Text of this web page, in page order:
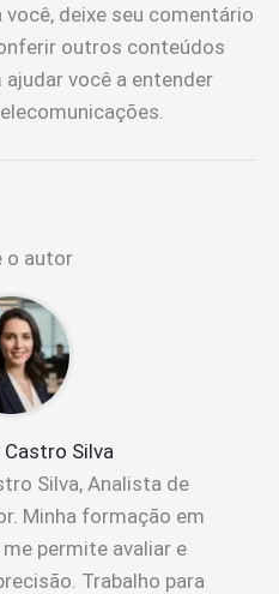
deixe seu comentário
outros conteúdos
você a entender
o autor
Castro Silva
Silva, Analista de
Minha formação em
permite avaliar e
Trabalho para